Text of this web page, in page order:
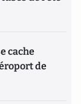
cache
de